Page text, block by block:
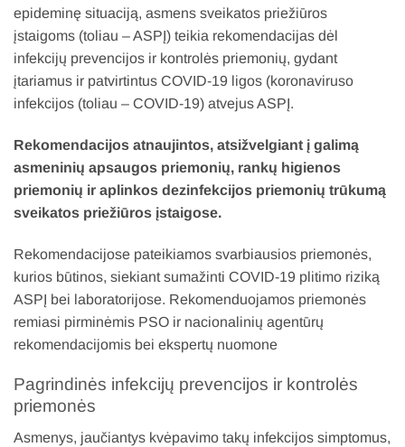
epideminę situaciją, asmens sveikatos priežiūros
įstaigoms (toliau – ASPĮ) teikia rekomendacijas dėl
infekcijų prevencijos ir kontrolės priemonių, gydant
įtariamus ir patvirtintus COVID-19 ligos (koronaviruso
infekcijos (toliau – COVID-19) atvejus ASPĮ.
Rekomendacijos atnaujintos, atsižvelgiant į galimą
asmeninių apsaugos priemonių, rankų higienos
priemonių ir aplinkos dezinfekcijos priemonių trūkumą
sveikatos priežiūros įstaigose.
Rekomendacijose pateikiamos svarbiausios priemonės,
kurios būtinos, siekiant sumažinti COVID-19 plitimo riziką
ASPĮ bei laboratorijose. Rekomenduojamos priemonės
remiasi pirminėmis PSO ir nacionalinių agentūrų
rekomendacijomis bei ekspertų nuomone
Pagrindinės infekcijų prevencijos ir kontrolės
priemonės
Asmenys, jaučiantys kvėpavimo takų infekcijos simptomus,